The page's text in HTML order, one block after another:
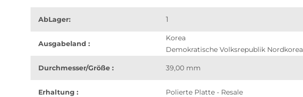
AbLager: 1
Ausgabeland :
Korea
Demokratische Volksrepublik Nordkorea
Durchmesser/Größe : 39,00 mm
Erhaltung : Polierte Platte - Resale